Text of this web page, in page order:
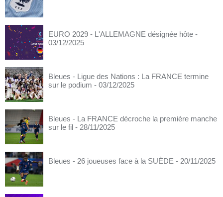
EURO 2029 - L'ALLEMAGNE désignée hôte -
03/12/2025
Bleues - Ligue des Nations : La FRANCE termine
sur le podium - 03/12/2025
Bleues - La FRANCE décroche la première manche
sur le fil - 28/11/2025
Bleues - 26 joueuses face à la SUÈDE - 20/11/2025